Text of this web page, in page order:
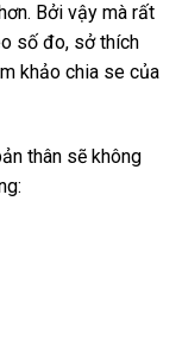
Bởi vậy mà rất
số đo, sở thích
khảo chia se của
thân sẽ không